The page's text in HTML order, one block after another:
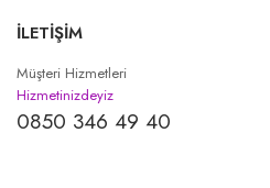
İLETİŞİM
Müşteri Hizmetleri
Hizmetinizdeyiz
0850 346 49 40